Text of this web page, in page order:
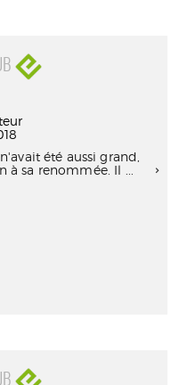
été aussi grand,
sa renommée. Il ...